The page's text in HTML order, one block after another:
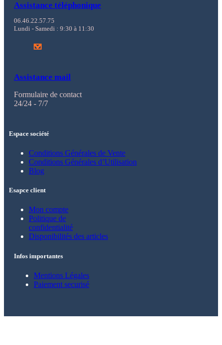
Assistance téléphonique
06.46.22.57.75
Lundi - Samedi : 9:30 à 11:30
Assistance mail
Formulaire de contact
24/24 - 7/7
Espace société
Conditions Générales de Vente
Conditions Générales d’Utilisation
Blog
Esapce client
Mon compte
Politique de
confidentialité
Disponibilités des articles
Infos importantes
Mentions Légales
Paiement securisé